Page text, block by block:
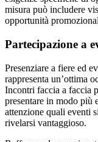
misura può includere
opportunità
Partecipazione a
Presenziare a fiere ed
rappresenta un’ottima
Incontri faccia a faccia
presentare in modo più
attenzione quali eventi
rivelarsi vantaggioso.